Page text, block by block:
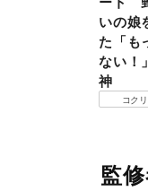
いの娘
た「も
ない！
神
コク
監